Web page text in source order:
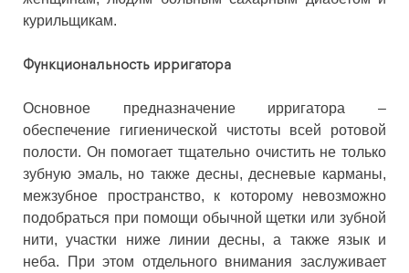
курильщикам.
Функциональность ирригатора
Основное предназначение ирригатора –
обеспечение гигиенической чистоты всей ротовой
полости. Он помогает тщательно очистить не только
зубную эмаль, но также десны, десневые карманы,
межзубное пространство, к которому невозможно
подобраться при помощи обычной щетки или зубной
нити, участки ниже линии десны, а также язык и
неба. При этом отдельного внимания заслуживает